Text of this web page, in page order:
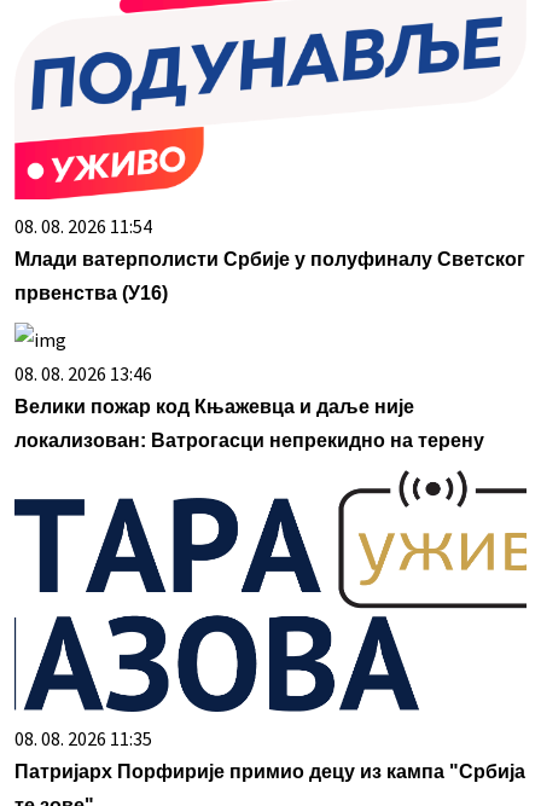
08. 08. 2026 11:54
Млади ватерполисти Србије у полуфиналу Светског
првенства (У16)
08. 08. 2026 13:46
Велики пожар код Књажевца и даље није
локализован: Ватрогасци непрекидно на терену
08. 08. 2026 11:35
Патријарх Порфирије примио децу из кампа "Србија